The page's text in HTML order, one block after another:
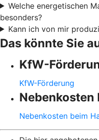
Welche energetischen
besonders?
Kann ich von mir
Das könnte Sie
KfW-
KfW-Förderung
Nebenkosten
Nebenkosten beim